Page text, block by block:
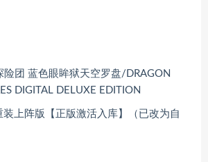
险团 蓝色眼眸狱天空罗盘/DRAGON
DIGITAL DELUXE EDITION